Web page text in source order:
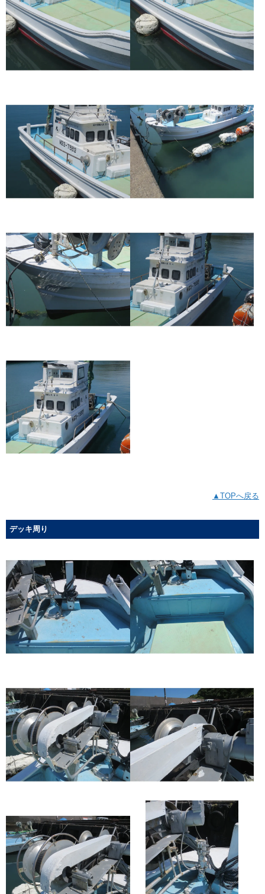
▲TOPへ戻る
デッキ周り